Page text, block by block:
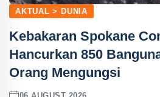
AKTUAL > DUNIA
Kebakaran Spokane
Hancurkan 850
Orang Mengungsi